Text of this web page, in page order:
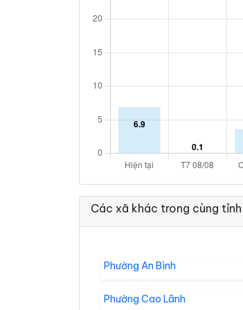
Các xã khác trong cùng tỉnh
Phường An Bình
Phường Cao Lãnh